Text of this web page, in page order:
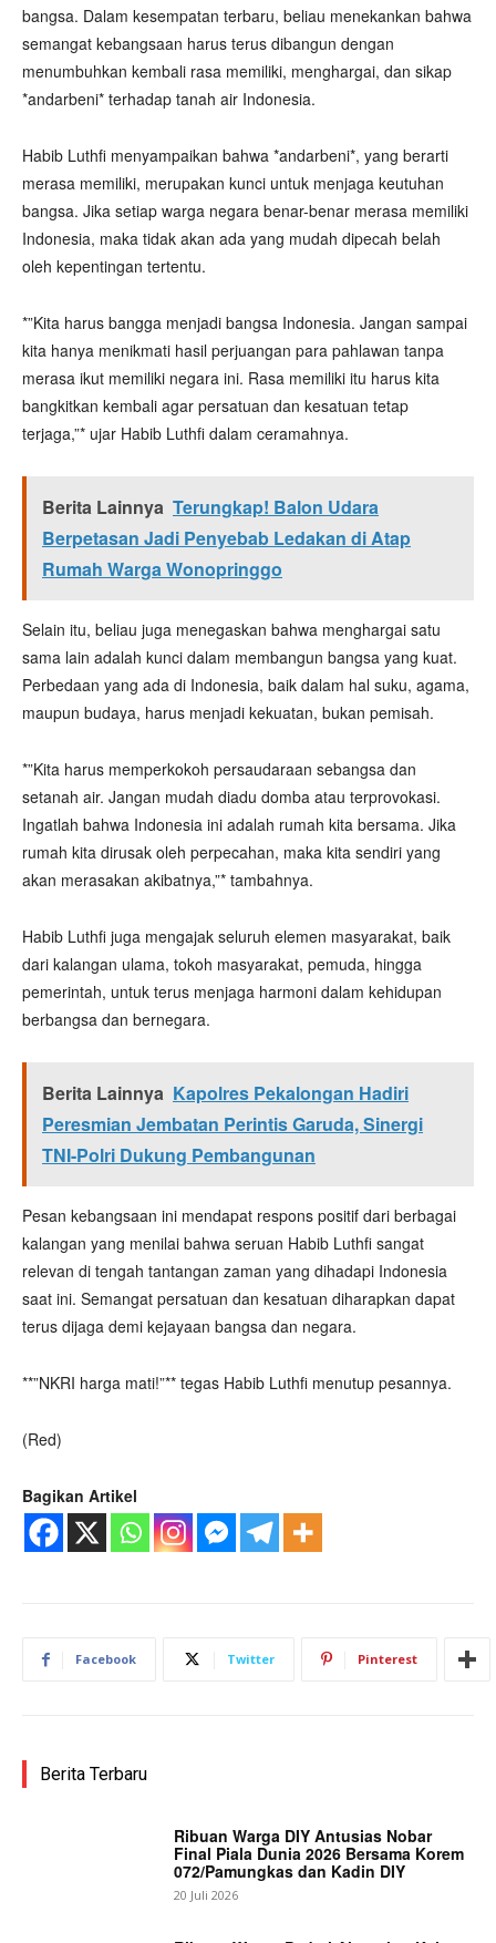
bangsa. Dalam kesempatan terbaru, beliau menekankan bahwa
semangat kebangsaan harus terus dibangun dengan
menumbuhkan kembali rasa memiliki, menghargai, dan sikap
*andarbeni* terhadap tanah air Indonesia.
Habib Luthfi menyampaikan bahwa *andarbeni*, yang berarti
merasa memiliki, merupakan kunci untuk menjaga keutuhan
bangsa. Jika setiap warga negara benar-benar merasa memiliki
Indonesia, maka tidak akan ada yang mudah dipecah belah
oleh kepentingan tertentu.
*”Kita harus bangga menjadi bangsa Indonesia. Jangan sampai
kita hanya menikmati hasil perjuangan para pahlawan tanpa
merasa ikut memiliki negara ini. Rasa memiliki itu harus kita
bangkitkan kembali agar persatuan dan kesatuan tetap
terjaga,”* ujar Habib Luthfi dalam ceramahnya.
Berita Lainnya Terungkap! Balon Udara
Berpetasan Jadi Penyebab Ledakan di Atap
Rumah Warga Wonopringgo
Selain itu, beliau juga menegaskan bahwa menghargai satu
sama lain adalah kunci dalam membangun bangsa yang kuat.
Perbedaan yang ada di Indonesia, baik dalam hal suku, agama,
maupun budaya, harus menjadi kekuatan, bukan pemisah.
*”Kita harus memperkokoh persaudaraan sebangsa dan
setanah air. Jangan mudah diadu domba atau terprovokasi.
Ingatlah bahwa Indonesia ini adalah rumah kita bersama. Jika
rumah kita dirusak oleh perpecahan, maka kita sendiri yang
akan merasakan akibatnya,”* tambahnya.
Habib Luthfi juga mengajak seluruh elemen masyarakat, baik
dari kalangan ulama, tokoh masyarakat, pemuda, hingga
pemerintah, untuk terus menjaga harmoni dalam kehidupan
berbangsa dan bernegara.
Berita Lainnya Kapolres Pekalongan Hadiri
Peresmian Jembatan Perintis Garuda, Sinergi
TNI-Polri Dukung Pembangunan
Pesan kebangsaan ini mendapat respons positif dari berbagai
kalangan yang menilai bahwa seruan Habib Luthfi sangat
relevan di tengah tantangan zaman yang dihadapi Indonesia
saat ini. Semangat persatuan dan kesatuan diharapkan dapat
terus dijaga demi kejayaan bangsa dan negara.
**”NKRI harga mati!”** tegas Habib Luthfi menutup pesannya.
(Red)
Bagikan Artikel
Facebook Twitter Pinterest
Berita Terbaru
Ribuan Warga DIY Antusias Nobar
Final Piala Dunia 2026 Bersama Korem
072/Pamungkas dan Kadin DIY
20 Juli 2026